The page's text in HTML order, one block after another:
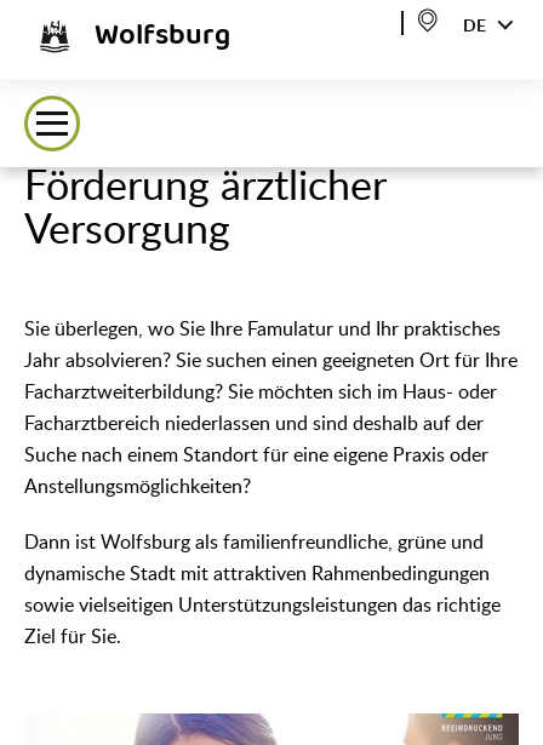
Wolfsburg DE
Förderung ärztlicher
Versorgung
Sie überlegen, wo Sie Ihre Famulatur und Ihr praktisches
Jahr absolvieren? Sie suchen einen geeigneten Ort für Ihre
Facharztweiterbildung? Sie möchten sich im Haus- oder
Facharztbereich niederlassen und sind deshalb auf der
Suche nach einem Standort für eine eigene Praxis oder
Anstellungsmöglichkeiten?
Dann ist Wolfsburg als familienfreundliche, grüne und
dynamische Stadt mit attraktiven Rahmenbedingungen
sowie vielseitigen Unterstützungsleistungen das richtige
Ziel für Sie.